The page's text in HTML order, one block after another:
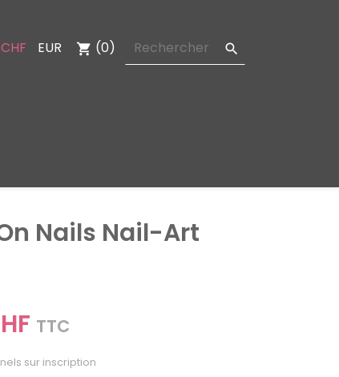
CHF EUR shopping_cart (0) 
Nails Nail-Art
TTC
sur inscription